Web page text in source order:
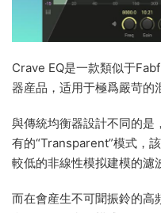
Crave EQ是一款類似于
器産品，适用于極爲嚴苛的
與傳統均衡器設計不同的是
有的“Transparent”模式，
較低的非線性模拟建模的濾
而在會産生不可聞振鈴的高